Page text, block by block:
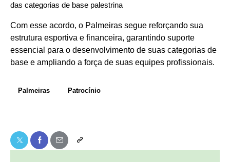
das categorias de base palestrina
Com esse acordo, o Palmeiras segue reforçando sua
estrutura esportiva e financeira, garantindo suporte
essencial para o desenvolvimento de suas categorias de
base e ampliando a força de suas equipes profissionais.
Palmeiras Patrocínio